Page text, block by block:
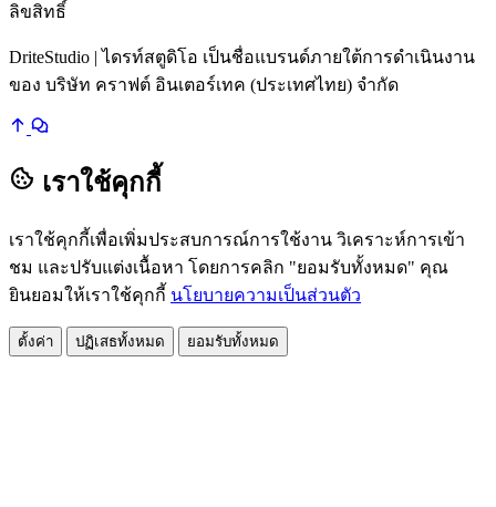
ลิขสิทธิ์
DriteStudio | ไดรท์สตูดิโอ เป็นชื่อแบรนด์ภายใต้การดำเนินงาน
ของ บริษัท คราฟต์ อินเตอร์เทค (ประเทศไทย) จำกัด
เราใช้คุกกี้
เราใช้คุกกี้เพื่อเพิ่มประสบการณ์การใช้งาน วิเคราะห์การเข้า
ชม และปรับแต่งเนื้อหา โดยการคลิก "ยอมรับทั้งหมด" คุณ
ยินยอมให้เราใช้คุกกี้ นโยบายความเป็นส่วนตัว
ตั้งค่า ปฏิเสธทั้งหมด ยอมรับทั้งหมด